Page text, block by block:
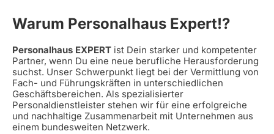
Warum Personalhaus Expert!?
Personalhaus EXPERT ist Dein starker und kompetenter
Partner, wenn Du eine neue berufliche Herausforderung
suchst. Unser Schwerpunkt liegt bei der Vermittlung von
Fach- und Führungskräften in unterschiedlichen
Geschäftsbereichen. Als spezialisierter
Personaldienstleister stehen wir für eine erfolgreiche
und nachhaltige Zusammenarbeit mit Unternehmen aus
einem bundesweiten Netzwerk.